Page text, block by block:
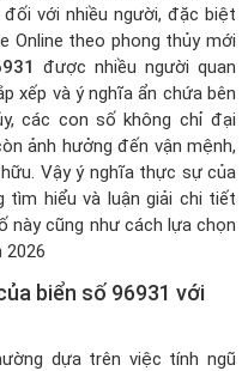
với nhiều người, đặc biệt
Online theo phong thủy mới
được nhiều người quan
xếp và ý nghĩa ẩn chứa bên
các con số không chỉ đại
ảnh hưởng đến vận mệnh,
Vậy ý nghĩa thực sự của
tìm hiểu và luận giải chi tiết
này cũng như cách lựa chọn
2026
biển số 96931 với
dựa trên việc tính ngũ